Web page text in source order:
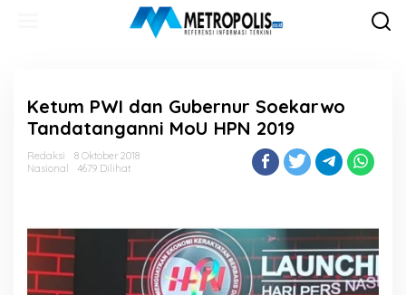
Ketum PWI dan Gubernur Soekarwo
Tandatanganni MoU HPN 2019
Redaksi
8 Oktober 2018
Nasional
4679 Dilihat